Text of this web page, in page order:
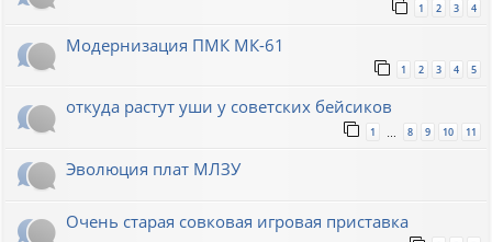
1 2 3 4
Модернизация ПМК МК-61
1 2 3 4 5
откуда растут уши у советских бейсиков
1 8 9 10 11
Эволюция плат МЛЗУ
Очень старая совковая игровая приставка